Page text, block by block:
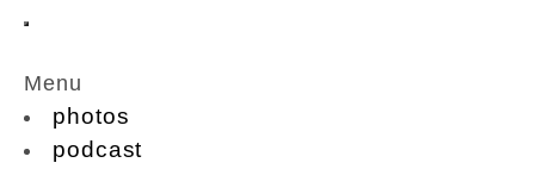
Menu
photos
podcast